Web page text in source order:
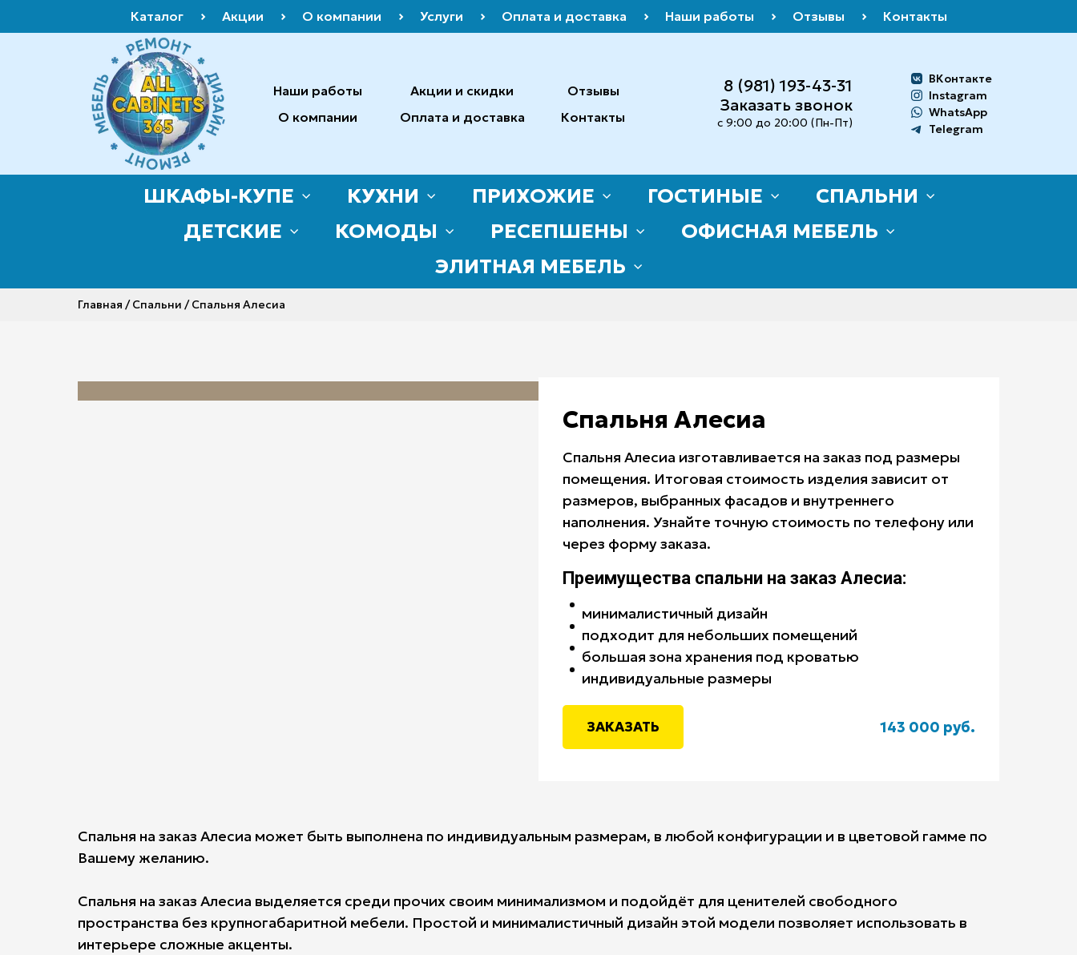
Каталог Акции О компании Услуги Оплата и доставка Наши работы Отзывы Контакты
Наши работы
О компании
Акции и скидки
Оплата и доставка
Отзывы
Контакты
8 (981) 193-43-31
Заказать звонок
с 9:00 до 20:00 (Пн-Пт)
ВКонтакте
Instagram
WhatsApp
Telegram
ШКАФЫ-КУПЕ КУХНИ ПРИХОЖИЕ ГОСТИНЫЕ
СПАЛЬНИ
ДЕТСКИЕ
КОМОДЫ РЕСЕПШЕНЫ
ОФИСНАЯ МЕБЕЛЬ
ЭЛИТНАЯ МЕБЕЛЬ
Главная /Спальни / Спальня Алесиа
Спальня Алесиа
Спальня Алесиа изготавливается на заказ под размеры
помещения. Итоговая стоимость изделия зависит от
размеров, выбранных фасадов и внутреннего
наполнения. Узнайте точную стоимость по телефону или
через форму заказа.
Преимущества спальни на заказ Алесиа:
минималистичный дизайн
подходит для небольших помещений
большая зона хранения под кроватью
индивидуальные размеры
ЗАКАЗАТЬ 143 000 руб.
Спальня на заказ Алесиа может быть выполнена по индивидуальным размерам, в любой конфигурации и в цветовой гамме по
Вашему желанию.
Спальня на заказ Алесиа выделяется среди прочих своим минимализмом и подойдёт для ценителей свободного
пространства без крупногабаритной мебели. Простой и минималистичный дизайн этой модели позволяет использовать в
интерьере сложные акценты.